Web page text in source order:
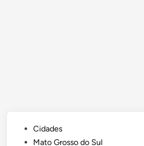
PostedCidades
Mato Grosso do Sul